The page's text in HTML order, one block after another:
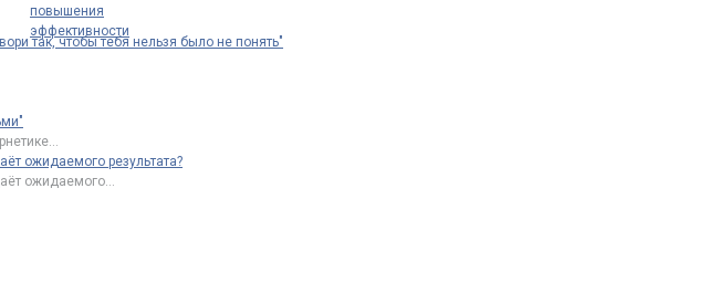
повышения
эффективности
так, чтобы тебя нельзя было не понять"
ожидаемого результата?
ожидаемого